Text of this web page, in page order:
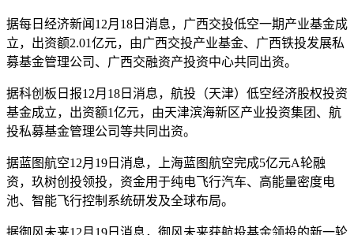
据每日经济新闻12月18日消息，广西交投低空一期产业基金成
立，出资额2.01亿元，由广西交投产业基金、广西铁投发展私
募基金管理公司、广西交融资产投资中心共同出资。
据科创板日报12月18日消息，航投（天津）低空经济股权投资
基金成立，出资额1亿元，由天津滨海新区产业投资集团、航
投私募基金管理公司等共同出资。
据蓝图航空12月19日消息，上海蓝图航空完成5亿元A轮融
资，玖树创投领投，资金用于纯电飞行汽车、高能量密度电
池、智能飞行控制系统研发及全球布局。
据御风未来12月19日消息，御风未来获航投基金领投的新一轮